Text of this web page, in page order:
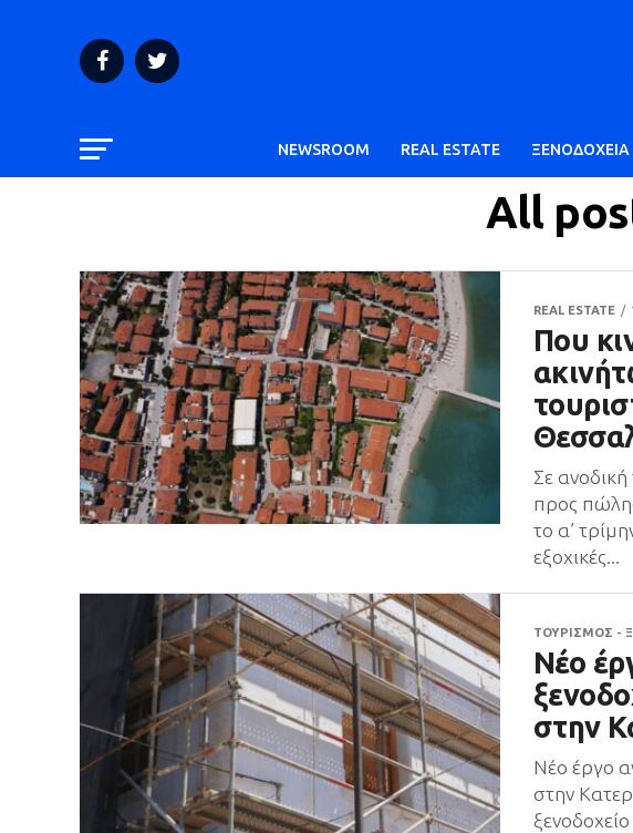
NEWSROOM REAL ESTATE ΞΕΝΟΔΟΧΕΙΑ
All
REAL ESTATE
Που
Σε ανοδική
προς
το α’
εξοχικές...
ΤΟΥΡΙΣΜΟΣ -
Νέο
στην
Νέο έργο
στην